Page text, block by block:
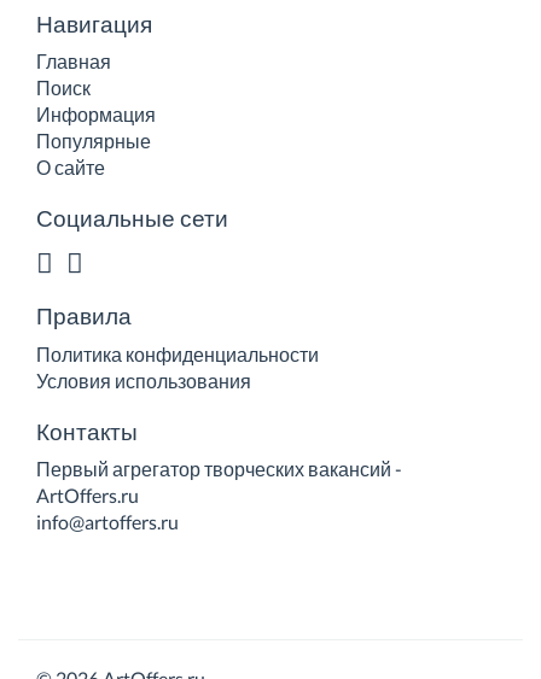
Навигация
Главная
Поиск
Информация
Популярные
О сайте
Социальные сети
Правила
Политика конфиденциальности
Условия использования
Контакты
Первый агрегатор творческих вакансий -
ArtOffers.ru
info@artoffers.ru